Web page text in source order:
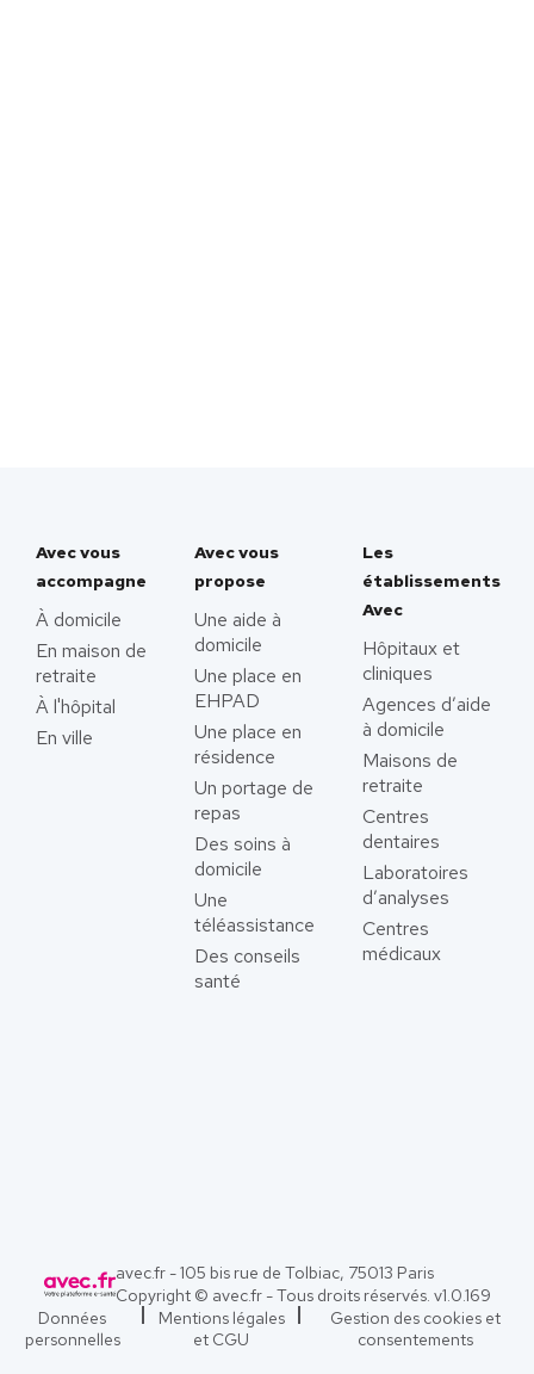
Avec vous
accompagne
À domicile
En maison de
retraite
À l'hôpital
En ville
Avec vous
propose
Une aide à
domicile
Une place en
EHPAD
Une place en
résidence
Un portage de
repas
Des soins à
domicile
Une
téléassistance
Des conseils
santé
Les
établissements
Avec
Hôpitaux et
cliniques
Agences d’aide
à domicile
Maisons de
retraite
Centres
dentaires
Laboratoires
d’analyses
Centres
médicaux
avec.fr - 105 bis rue de Tolbiac, 75013 Paris
Copyright © avec.fr - Tous droits réservés. v1.0.169
Données
personnelles
Mentions légales
et CGU
Gestion des cookies et
consentements